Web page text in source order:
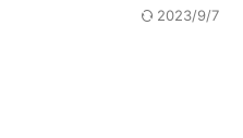
2023/9/7